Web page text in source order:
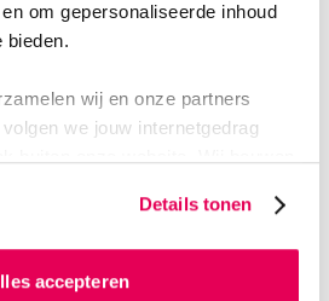
om gepersonaliseerde inhoud
bieden.
wij en onze partners
we jouw internetgedrag
aan op jouw voorkeuren. Ook
Details tonen
accepteren